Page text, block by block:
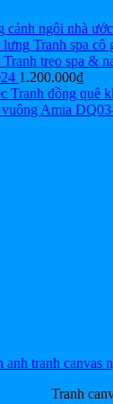
cảnh ngôi nhà
Tranh spa cô
Tranh treo spa &
1.200.000₫
Tranh đồng quê
Amia
Tranh